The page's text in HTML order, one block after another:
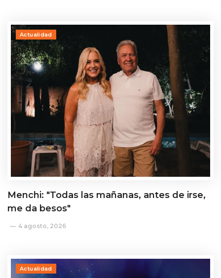
Actualidad
Menchi: "Todas las mañanas, antes de irse,
me da besos"
4 agosto, 2026
Actualidad